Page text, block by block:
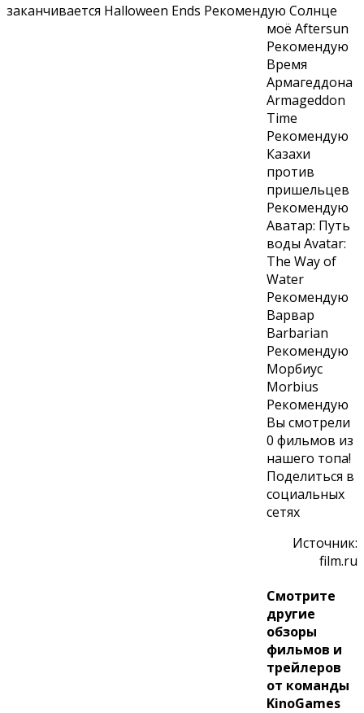
заканчивается Halloween Ends Рекомендую Солнце
моё Aftersun
Рекомендую
Время
Армагеддона
Armageddon
Time
Рекомендую
Казахи
против
пришельцев
Рекомендую
Аватар: Путь
воды Avatar:
The Way of
Water
Рекомендую
Варвар
Barbarian
Рекомендую
Морбиус
Morbius
Рекомендую
Вы смотрели
0 фильмов из
нашего топа!
Поделиться в
социальных
сетях
Источник:
film.ru
Смотрите
другие
обзоры
фильмов и
трейлеров
от команды
KinoGames